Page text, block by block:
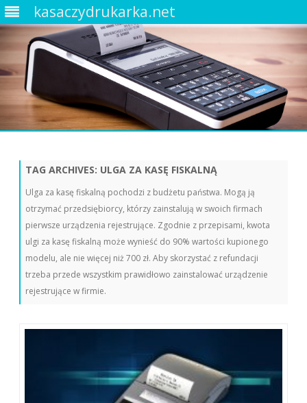
kasaczydrukarka.net
TAG ARCHIVES: ULGA ZA KASĘ FISKALNĄ
Ulga za kasę fiskalną pochodzi z budżetu państwa. Mogą ją
otrzymać przedsiębiorcy, którzy zainstalują w swoich firmach
pierwsze urządzenia rejestrujące. Zgodnie z przepisami, kwota
ulgi za kasę fiskalną może wynieść do 90% wartości kupionego
modelu, ale nie więcej niż 700 zł. Aby skorzystać z refundacji
trzeba przede wszystkim prawidłowo zainstalować urządzenie
rejestrujące w firmie.